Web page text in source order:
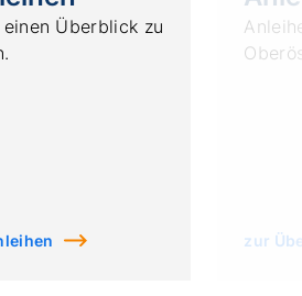
Überblick zu
zur